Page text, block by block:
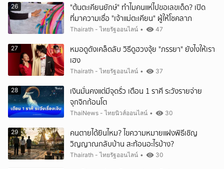
26
"ต้นตะเคียนยักษ์" ทำไมคนแห่ไปขอเลขเด็ด? เปิด
ที่มาความเชื่อ "เจ้าแม่ตะเคียน" ผู้ให้โชคลาภ
Thairath - ไทยรัฐออนไลน์ • 47
27
หมอดูดังเคล็ดลับ วิธีดูฮวงจุ้ย "ภรรยา" ยังไงให้เรา
เฮง
Thairath - ไทยรัฐออนไลน์ • 37
28
เงินมั่นคงแต่มีจุดรั่ว เตือน 1 ราศี ระวังรายจ่าย
จุกจิกก้อนโต
ThaiNews - ไทยนิวส์ออนไลน์ • 30
29
คนตายได้ยินไหม? ไขความหมายแฝงพิธีเชิญ
วิญญาณกลับบ้าน สะท้อนอะไรบ้าง?
Thairath - ไทยรัฐออนไลน์ • 30